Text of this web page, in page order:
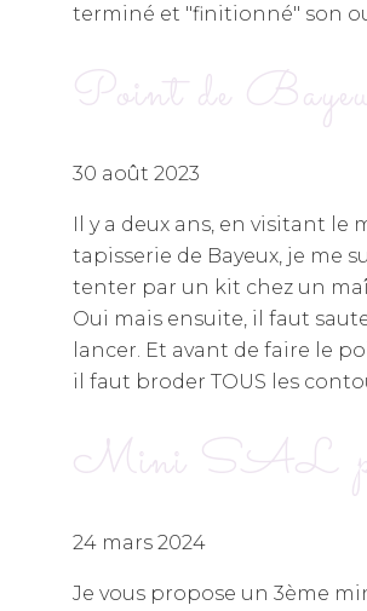
terminé et "finitionné" son
Point de
30 août 2023
Il y a deux ans, en visitant le
tapisserie de Bayeux, je me
tenter par un kit chez un
Oui mais ensuite, il faut
lancer. Et avant de faire le
il faut broder TOUS les
Mini SAL
24 mars 2024
Je vous propose un 3ème